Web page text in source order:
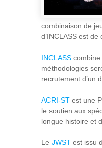
combinaison de
d’INCLASS est
INCLASS combine
méthodologies
recrutement d’un
ACRI-ST est une
le soutien aux
longue histoire et
Le JWST est issu